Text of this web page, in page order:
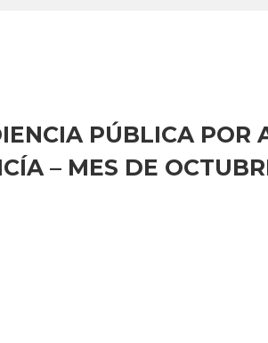
PÚBLICA POR
– MES DE